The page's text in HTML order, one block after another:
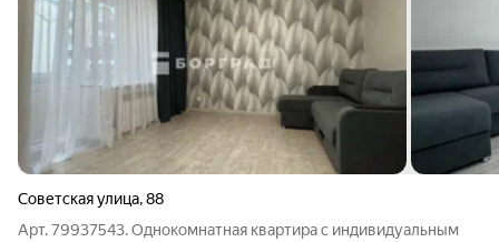
Советская улица,88
Арт. 79937543. Однокомнатная квартира с индивидуальным